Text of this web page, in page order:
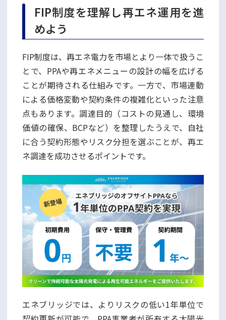
FIP制度を理解し再エネ運用を進
めよう
FIP制度は、再エネ電力を市場とより一体で扱うこ
とで、PPAや再エネメニューの設計の幅を広げる
ことが期待される仕組みです。一方で、市場連動
による価格変動や契約条件の複雑化といった注意
点もあります。調達目的（コストの見通し、環境
価値の確保、BCPなど）を整理したうえで、自社
に合う契約形態やリスク分担を選ぶことが、再エ
ネ調達を成功させるポイントです。
エネブリッジでは、よりリスクの低い1年単位で